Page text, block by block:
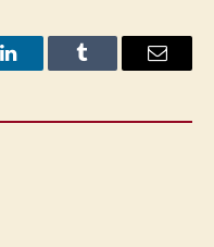
LinkedInTumblr Email